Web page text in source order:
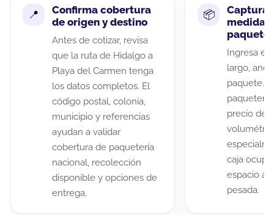
Confirma cobertura
de origen y destino
Antes de cotizar, revisa
que la ruta de Hidalgo a
Playa del Carmen tenga
los datos completos. El
código postal, colonia,
municipio y referencias
ayudan a validar
cobertura de paquetería
nacional, recolección
disponible y opciones de
entrega.
Captura
medidas
paquete
Ingresa el
largo,
paquete.
precio de
caja
espacio
pesada.